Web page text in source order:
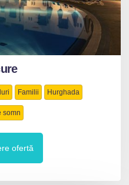
Familii Hurghada
somn
ofertă